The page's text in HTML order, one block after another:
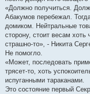
«Должно получиться.
Абакумов перебежал.
домиком. Нейтральные
сторону, стоит весам хоть
страшно-то», - Никита
Не помогло.
«Может, последовать
трясет-то, хоть
испуганными тараканами.
Это состояние первый